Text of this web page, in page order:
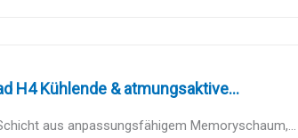
H4 Kühlende & atmungsaktive...
aus anpassungsfähigem Memoryschaum,...